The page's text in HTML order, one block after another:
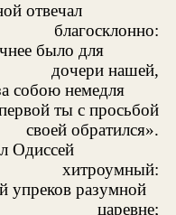
отвечал
благосклонно:
было для
дочери нашей,
собою немедля
ты с просьбой
своей обратился».
Одиссей
хитроумный:
упреков разумной
царевне;